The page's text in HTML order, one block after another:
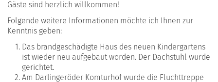
Gäste sind herzlich willkommen!
Folgende weitere Informationen möchte ich Ihnen zur
Kenntnis geben:
Das brandgeschädigte Haus des neuen Kindergartens
ist wieder neu aufgebaut worden. Der Dachstuhl wurde
gerichtet.
Am Darlingeröder Komturhof wurde die Fluchttreppe